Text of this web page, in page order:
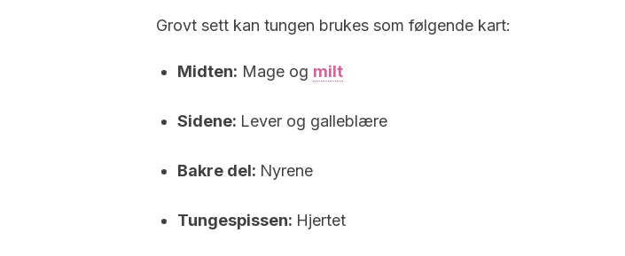
Grovt sett kan tungen brukes som følgende kart:
Midten: Mage og milt
Sidene: Lever og galleblære
Bakre del: Nyrene
Tungespissen: Hjertet